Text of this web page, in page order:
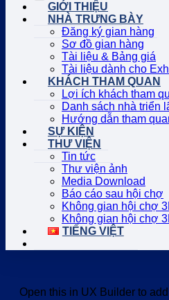
GIỚI THIỆU
NHÀ TRƯNG BÀY
Đăng ký gian hàng
Sơ đồ gian hàng
Tài liệu & Bảng giá
Tài liệu dành cho
KHÁCH THAM QUAN
Lợi ích khách tham
Danh sách nhà triển
Hướng dẫn tham
SỰ KIỆN
THƯ VIỆN
Tin tức
Thư viện ảnh
Media Download
Báo cáo sau hội chợ
Không gian hội chợ
Không gian hội chợ
TIẾNG VIỆT
Open this in UX Builder to